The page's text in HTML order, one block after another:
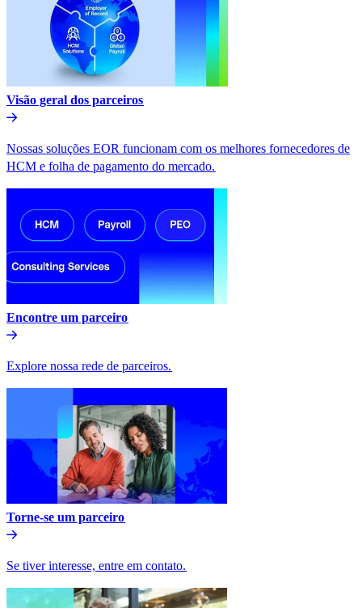
Visão geral dos parceiros​​
Nossas soluções EOR funcionam com os melhores fornecedores de
HCM e folha de pagamento do mercado.​​
Encontre um parceiro​​
Explore nossa rede de parceiros.​​
Torne-se um parceiro​​
Se tiver interesse, entre em contato.​​